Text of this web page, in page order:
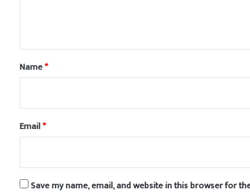
*
Name*
Email*
Save my name, email, and website in this browser for